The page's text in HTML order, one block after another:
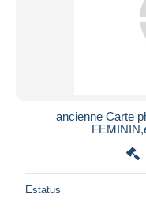
ancienne Carte
Estatus